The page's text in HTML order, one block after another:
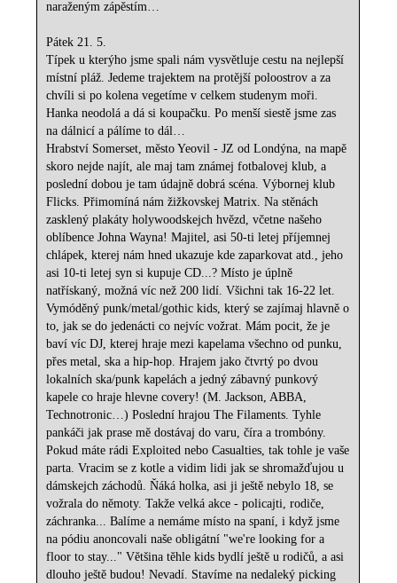
naraženým zápěstím…
Pátek 21. 5.
Típek u kterýho jsme spali nám vysvětluje cestu na nejlepší
místní pláž. Jedeme trajektem na protější poloostrov a za
chvíli si po kolena vegetíme v celkem studenym moři.
Hanka neodolá a dá si koupačku. Po menší siestě jsme zas
na dálnicí a pálíme to dál…
Hrabství Somerset, město Yeovil - JZ od Londýna, na mapě
skoro nejde najít, ale maj tam známej fotbalovej klub, a
poslední dobou je tam údajně dobrá scéna. Výbornej klub
Flicks. Přimomíná nám žižkovskej Matrix. Na stěnách
zasklený plakáty holywoodskejch hvězd, včetne našeho
oblíbence Johna Wayna! Majitel, asi 50-ti letej příjemnej
chlápek, kterej nám hned ukazuje kde zaparkovat atd., jeho
asi 10-ti letej syn si kupuje CD...? Místo je úplně
natřískaný, možná víc než 200 lidí. Všichni tak 16-22 let.
Vymóděný punk/metal/gothic kids, který se zajímaj hlavně o
to, jak se do jedenácti co nejvíc vožrat. Mám pocit, že je
baví víc DJ, kterej hraje mezi kapelama všechno od punku,
přes metal, ska a hip-hop. Hrajem jako čtvrtý po dvou
lokalních ska/punk kapelách a jedný zábavný punkový
kapele co hraje hlevne covery! (M. Jackson, ABBA,
Technotronic…) Poslední hrajou The Filaments. Tyhle
pankáči jak prase mě dostávaj do varu, číra a trombóny.
Pokud máte rádi Exploited nebo Casualties, tak tohle je vaše
parta. Vracim se z kotle a vidim lidi jak se shromažďujou u
dámskejch záchodů. Ňáká holka, asi ji ještě nebylo 18, se
vožrala do němoty. Takže velká akce - policajti, rodiče,
záchranka... Balíme a nemáme místo na spaní, i když jsme
na pódiu anoncovali naše obligátní "we're looking for a
floor to stay..." Většina těhle kids bydlí ještě u rodičů, a asi
dlouho ještě budou! Nevadí. Stavíme na nedaleký picking